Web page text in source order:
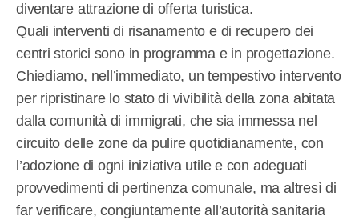
diventare attrazione di offerta turistica.
Quali interventi di risanamento e di recupero dei
centri storici sono in programma e in progettazione.
Chiediamo, nell’immediato, un tempestivo intervento
per ripristinare lo stato di vivibilità della zona abitata
dalla comunità di immigrati, che sia immessa nel
circuito delle zone da pulire quotidianamente, con
l’adozione di ogni iniziativa utile e con adeguati
provvedimenti di pertinenza comunale, ma altresì di
far verificare, congiuntamente all’autorità sanitaria